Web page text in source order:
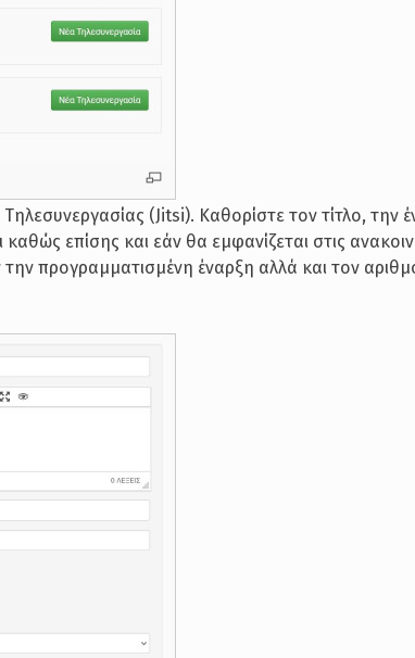
(Jitsi). Καθορίστε τον τίτλο, την
επίσης και εάν θα εμφανίζεται στις
προγραμματισμένη έναρξη αλλά και τον